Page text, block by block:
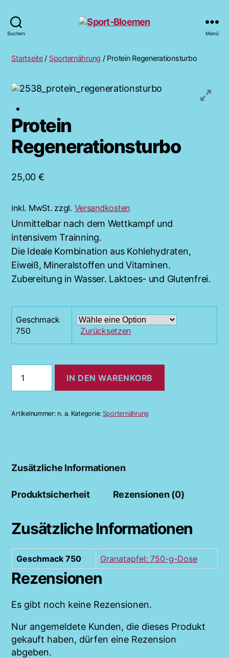
Suchen Menü
Startseite/ Sporternährung / Protein Regenerationsturbo
Protein
Regenerationsturbo
25,00 €
inkl. MwSt. zzgl. Versandkosten
Unmittelbar nach dem Wettkampf und
intensivem Trainning.
Die Ideale Kombination aus Kohlehydraten,
Eiweiß, Mineralstoffen und Vitaminen.
Zubereitung in Wasser. Laktoes- und Glutenfrei.
Geschmack
750
Zurücksetzen
Regenerationsturbo
Menge
IN DEN WARENKORB
Artikelnummer: n. a. Kategorie: Sporternährung
Zusätzliche Informationen
Produktsicherheit Rezensionen (0)
Zusätzliche Informationen
Geschmack 750 Granatapfel: 750-g-Dose
Rezensionen
Es gibt noch keine Rezensionen.
Nur angemeldete Kunden, die dieses Produkt
gekauft haben, dürfen eine Rezension
abgeben.